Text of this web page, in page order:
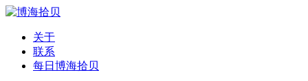
关于
联系
每日博海拾贝